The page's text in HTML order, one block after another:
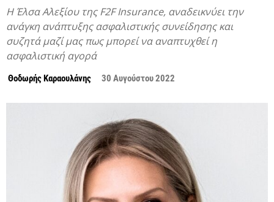
Η Έλσα Αλεξίου της F2F Insurance, αναδεικνύει την
ανάγκη ανάπτυξης ασφαλιστικής συνείδησης και
συζητά μαζί μας πως μπορεί να αναπτυχθεί η
ασφαλιστική αγορά
Θοδωρής Καραουλάνης 30 Αυγούστου 2022